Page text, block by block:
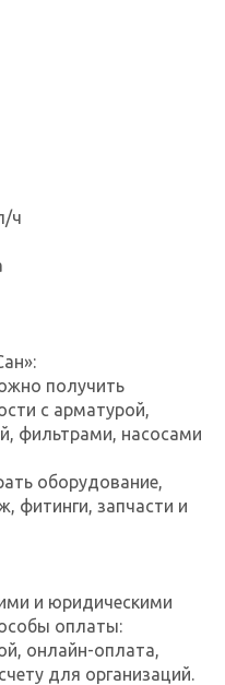
ч
получить
с арматурой,
фильтрами, насосами
оборудование,
фитинги, запчасти и
и юридическими
оплаты:
онлайн-оплата,
для организаций.